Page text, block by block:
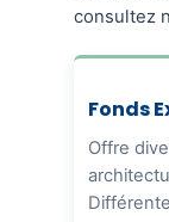
consultez
Fonds
Offre